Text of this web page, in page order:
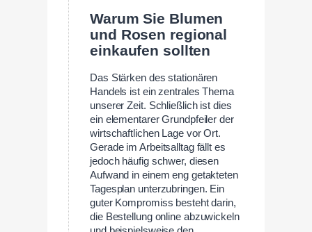
Warum Sie Blumen
und Rosen regional
einkaufen sollten
Das Stärken des stationären
Handels ist ein zentrales Thema
unserer Zeit. Schließlich ist dies
ein elementarer Grundpfeiler der
wirtschaftlichen Lage vor Ort.
Gerade im Arbeitsalltag fällt es
jedoch häufig schwer, diesen
Aufwand in einem eng getakteten
Tagesplan unterzubringen. Ein
guter Kompromiss besteht darin,
die Bestellung online abzuwickeln